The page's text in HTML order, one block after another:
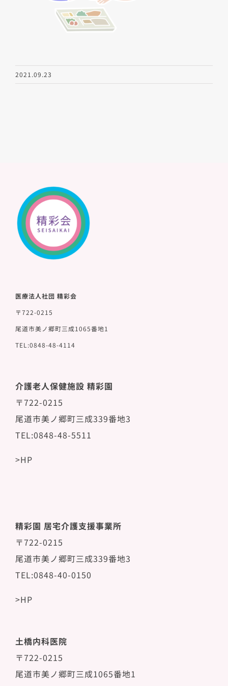
2021.09.23
医療法人社団 精彩会
〒722-0215
尾道市美ノ郷町三成1065番地1
TEL:0848-48-4114
介護老人保健施設 精彩園
〒722-0215
尾道市美ノ郷町三成339番地3
TEL:0848-48-5511
>HP
精彩園 居宅介護支援事業所
〒722-0215
尾道市美ノ郷町三成339番地3
TEL:0848-40-0150
>HP
土橋内科医院
〒722-0215
尾道市美ノ郷町三成1065番地1